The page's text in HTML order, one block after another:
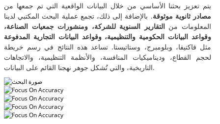
يتم تعزيز بحثنا الأساسي من خلال البيانات الواقعية التي تم جمعها من
مصادر ثانوية موثوقة. بالإضافة إلى ذلك، تجمع عملية البحث المكتبي لدينا
المعلومات منالتقارير السنوية للشركة، ومنشورات جمعيات الصناعة،
وقواعد البيانات الحكومية والتنظيمية، وقواعد البيانات التجارية المدفوعة
مثل فاكتيفا، وبلومبرج، وستاتيستا. تساعد هذه النتائج في رسم خريطة
لحجم القطاع، وديناميكيات المنافسة، والأنظمة التنظيمية، والاتجاهات
التاريخية، والتي تُشكل جوهر نهجنا القائم على البيانات.